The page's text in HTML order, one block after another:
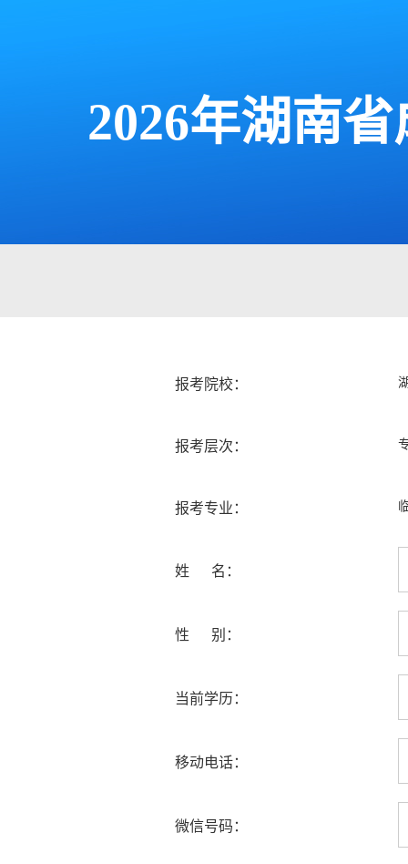
2026年湖南
报考院校：
报考层次：
报考专业：
姓 名：
性 别：
当前学历：
移动电话：
微信号码：